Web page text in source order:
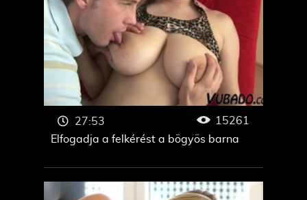
Elfogadja a felkérést a bögyös barna
27:53 15261